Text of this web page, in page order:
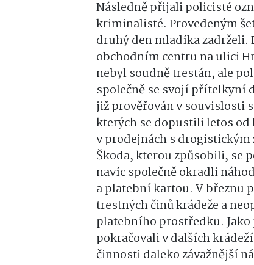
Následně přijali policisté
kriminalisté. Provedeným
druhý den mladíka
obchodním centru na ulici
nebyl soudně trestán, ale
společně se svojí přítelkyní
již prověřován v souvislosti
kterých se dopustili letos od
v prodejnách s drogistickým
Škoda, kterou způsobili, se
navíc společně okradli
a platební kartou. V březnu
trestných činů krádeže a
platebního prostředku.
pokračovali v dalších
činnosti daleko závažnější